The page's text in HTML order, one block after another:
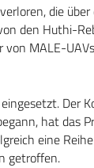
die über
den Huthi-
von MALE-
Der
hat das
eine
getroffen.